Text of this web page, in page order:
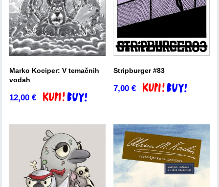
Marko Kociper: V temačnih
vodah
12,00€ Dodaj v košarico
Stripburger #83
7,00€ Dodaj v košarico